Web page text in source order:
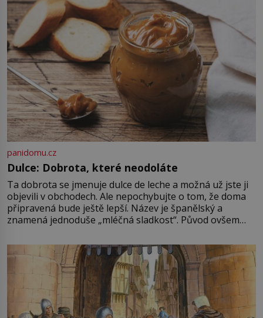
(1900–1945) zná každý, o koho se
historie jen otřela. Jenže […]
panidomu.cz
Dulce: Dobrota, které neodoláte
Ta dobrota se jmenuje dulce de leche a možná už jste ji
objevili v obchodech. Ale nepochybujte o tom, že doma
připravená bude ještě lepší. Název je španělský a
znamená jednoduše „mléčná sladkost“. Původ ovšem
pře hned několik latinskoamerických zemí a k tomu
Francie, kde se traduje,